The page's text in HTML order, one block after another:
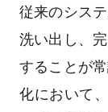
従来のシス
洗い出し、
することが
化において